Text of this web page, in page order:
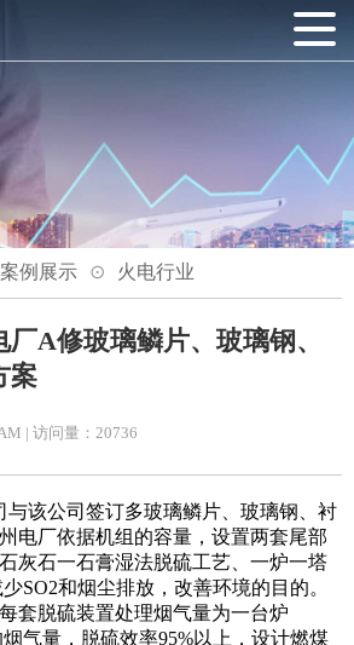
案例展示 火电行业
A修玻璃鳞片、玻璃钢、
案
| 访问量：20736
与该公司签订多玻璃鳞片、玻璃钢、衬
电厂依据机组的容量，设置两套尾部
灰石一石膏湿法脱硫工艺、一炉一塔
SO2和烟尘排放，改善环境的目的。
套脱硫装置处理烟气量为一台炉
气量，脱硫效率95%以上，设计燃煤